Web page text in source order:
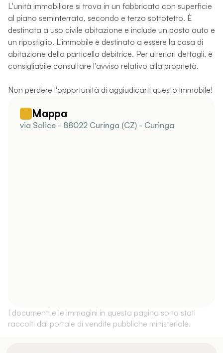
L'unità immobiliare si trova in un fabbricato con superficie
al piano seminterrato, secondo e terzo sottotetto. È
destinata a uso civile abitazione e include un posto auto e
un ripostiglio. L'immobile è destinato a essere la casa di
abitazione della particella debitrice. Per ulteriori dettagli, è
consigliabile consultare l'avviso relativo alla proprietà.
Non perdere l'opportunità di aggiudicarti questo immobile!
Mappa
via Salice - 88022 Curinga (CZ) - Curinga
I documenti e le immagini in questa pagina sono stati
raccolti dal portale di vendite pubbliche ministeriale.